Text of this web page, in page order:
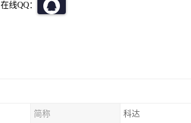
在线QQ：
简称 科达